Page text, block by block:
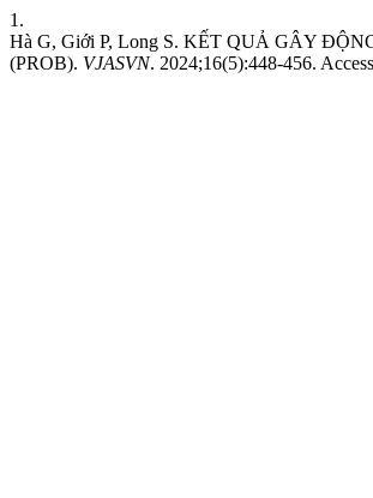
1.
Hà G, Giới P, Long S. KẾT QUẢ GÂY
(PROB). VJASVN. 2024;16(5):448-456.